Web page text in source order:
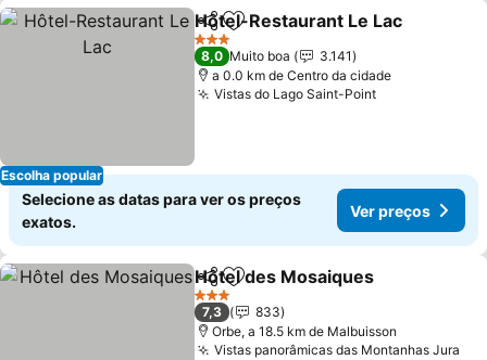
Escolha popular
PartilharAdicionar aos favoritos
Hôtel-Restaurant Le Lac
3 Estrelas
8,0 Muito boa
3.141
a 0.0 km de Centro da cidade
Vistas do Lago Saint-PointVer preços
Selecione as datas para ver os preços
exatos.
Ver preços
PartilharAdicionar aos favoritos
Hôtel des Mosaiques
3 Estrelas
7,3
833
Orbe, a 18.5 km de Malbuisson
Vistas panorâmicas das Montanhas Jura